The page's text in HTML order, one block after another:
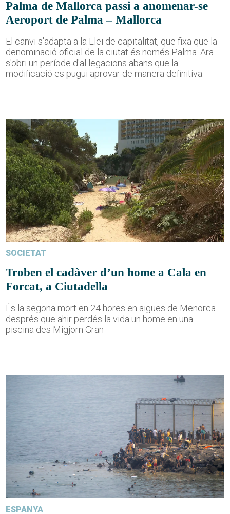
Palma de Mallorca passi a anomenar-se
Aeroport de Palma – Mallorca
El canvi s'adapta a la Llei de capitalitat, que fixa que la
denominació oficial de la ciutat és només Palma. Ara
s'obri un període d'al·legacions abans que la
modificació es pugui aprovar de manera definitiva.
SOCIETAT
Troben el cadàver d’un home a Cala en
Forcat, a Ciutadella
És la segona mort en 24 hores en aigües de Menorca
després que ahir perdés la vida un home en una
piscina des Migjorn Gran
ESPANYA